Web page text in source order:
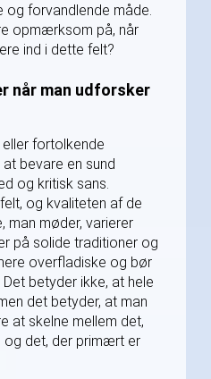
og forvandlende måde.
opmærksom på, når
ind i dette felt?
når man udforsker
fortolkende
bevare en sund
og kritisk sans.
og kvaliteten af de
man møder, varierer
på solide traditioner og
overfladiske og bør
betyder ikke, at hele
det betyder, at man
at skelne mellem det,
og det, der primært er